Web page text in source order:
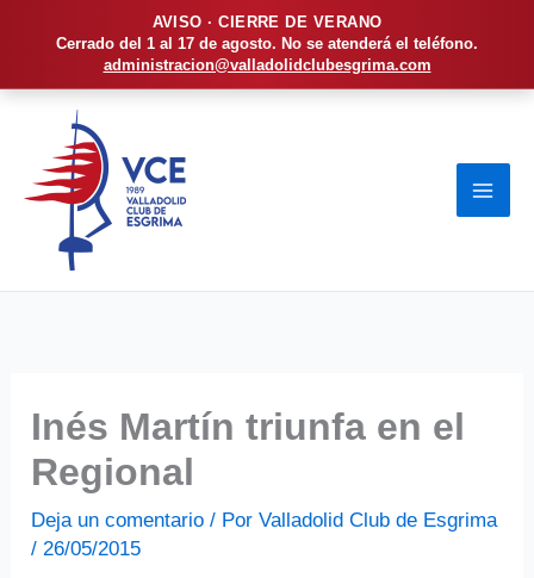
AVISO · CIERRE DE VERANO
Cerrado del 1 al 17 de agosto. No se atenderá el teléfono.
administracion@valladolidclubesgrima.com
contenido
Inés Martín triunfa en el
Regional
Deja un comentario / PorValladolid Club de Esgrima
/ 26/05/2015